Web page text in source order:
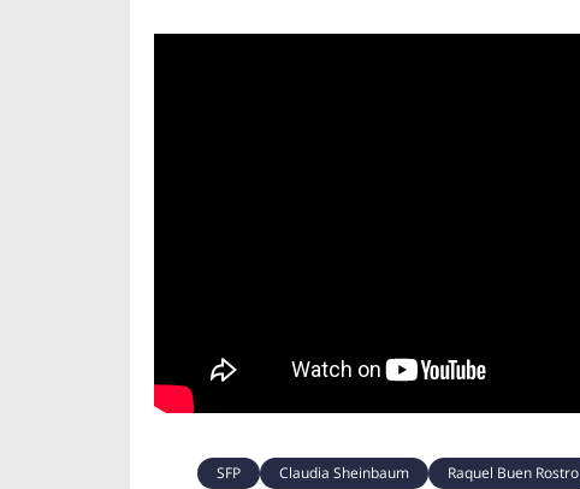
SFP Claudia Sheinbaum Raquel Buen Rostro